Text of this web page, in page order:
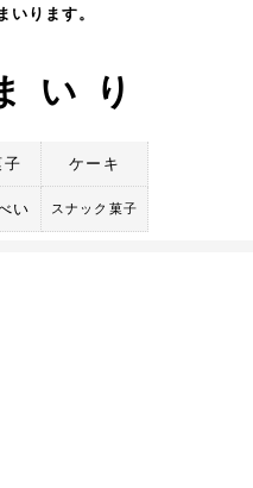
いります。
いり
子 ケーキ
い スナック菓子